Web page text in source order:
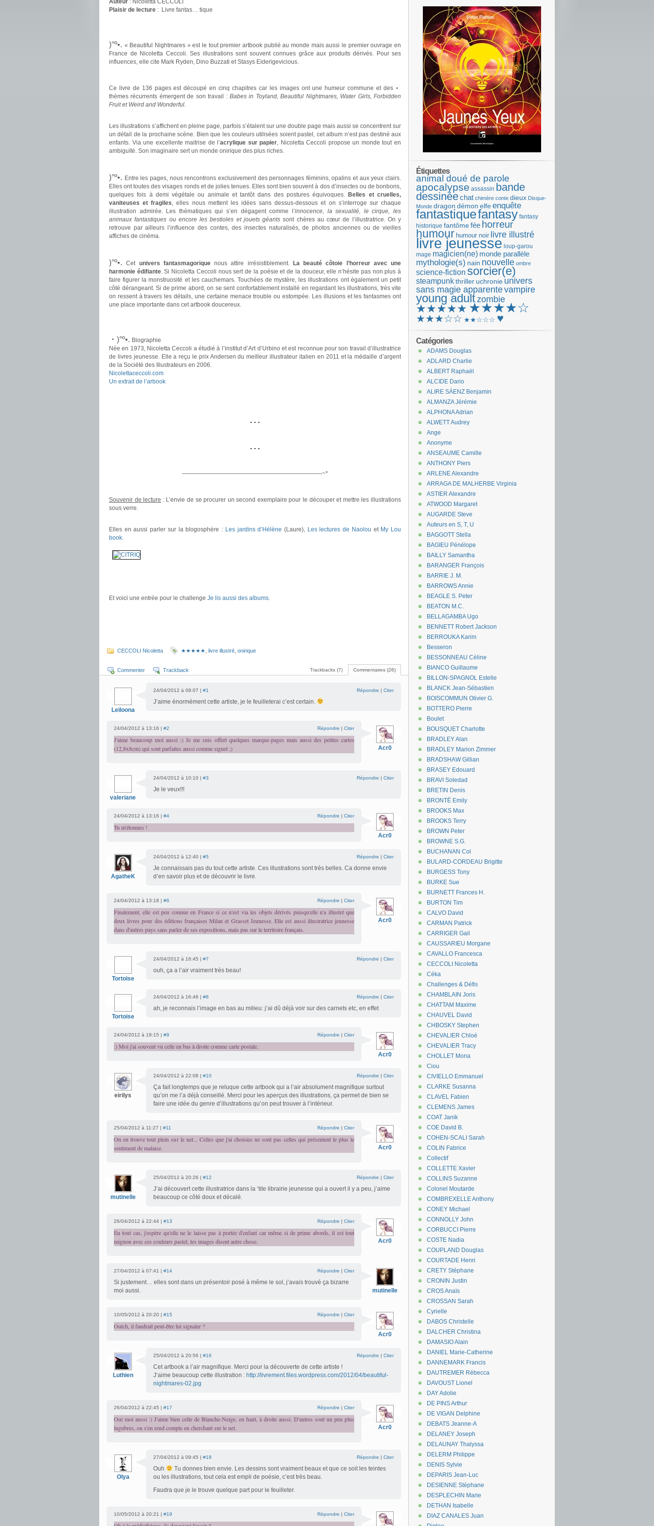
Auteur : Nicoletta CECCOLI
Plaisir de lecture : Livre fantas… tique
)°º•. « Beautiful Nightmares » est le tout premier artbook publié au monde mais aussi le premier ouvrage en
France de Nicoletta Ceccoli. Ses illustrations sont souvent connues grâce aux produits dérivés. Pour ses
influences, elle cite Mark Ryden, Dino Buzzati et Stasys Eiderigevicious.
Ce livre de 136 pages est découpé en cinq chapitres car les images ont une humeur commune et des
thèmes récurrents émergent de son travail : Babes in Toyland, Beautiful Nightmares, Water Girls, Forbidden
Fruit et Weird and Wonderful.
Les illustrations s’affichent en pleine page, parfois s’étalent sur une double page mais aussi se concentrent sur
un détail de la prochaine scène. Bien que les couleurs utilisées soient pastel, cet album n’est pas destiné aux
enfants. Via une excellente maitrise de l’acrylique sur papier, Nicoletta Ceccoli propose un monde tout en
ambiguïté. Son imaginaire sert un monde onirique des plus riches.
)°º•. Entre les pages, nous rencontrons exclusivement des personnages féminins, opalins et aux yeux clairs.
Elles ont toutes des visages ronds et de jolies tenues. Elles sont bien souvent à dos d’insectes ou de bonbons,
quelques fois à demi végétale ou animale et tantôt dans des postures équivoques. Belles et cruelles,
vaniteuses et fragiles, elles nous mettent les idées sans dessus-dessous et on s’interroge sur chaque
illustration admirée. Les thématiques qui s’en dégagent comme l ’innocence, la sexualité, le cirque, les
animaux fantastiques ou encore les bestioles et jouets géants sont chères au cœur de l’illustratrice. On y
retrouve par ailleurs l’influence des contes, des insectes naturalisés, de photos anciennes ou de vieilles
affiches de cinéma.
)°º•.Cet univers fantasmagoriquenous attire irrésistiblement.
La beauté côtoie l’horreur avec une
harmonie édifiante. Si Nicoletta Ceccoli nous sert de la poésie et de la douceur, elle n’hésite pas non plus à
faire figurer la monstruosité et les cauchemars. Touchées de mystère, les illustrations ont également un petit
côté dérangeant. Si de prime abord, on se sent confortablement installé en regardant les illustrations, très vite
on ressent à travers les détails, une certaine menace trouble ou estompée. Les illusions et les fantasmes ont
une place importante dans cet artbook doucereux.
)°º•. Biographie
Née en 1973, Nicoletta Ceccoli a étudié à l’institut d’Art d’Urbino et est reconnue pour son travail d’illustratrice
de livres jeunesse. Elle a reçu le prix Andersen du meilleur illustrateur italien en 2011 et la médaille d’argent
de la Société des Illustrateurs en 2006.
Nicolettaceccoli.com
Un extrait de l’arbook
————————————————————————~*
Souvenir de lecture : L’envie de se procurer un second exemplaire pour le découper et mettre les illustrations
sous verre.
Elles en aussi parler sur la blogosphère : Les jardins d’Hélène (Laure), Les lectures de Naolou et My Lou
book.
Et voici une entrée pour le challenge Je lis aussi des albums.
CECCOLI Nicoletta ★★★★★ livre illustré onirique
Commentaires (26)
Trackbacks (7)
Commenter Trackback
Leiloona
24/04/2012 à 08:07 | #1 Répondre | Citer
J’aime énormément cette artiste, je le feuilleterai c’est certain.
Acr0
24/04/2012 à 13:16 | #2 Répondre | Citer
J'aime beaucoup moi aussi :) Je me suis offert quelques marque-pages mais aussi des petites cartes
(12,8x8cm) qui sont parfaites aussi comme signet ;)
valeriane
24/04/2012 à 10:10 | #3 Répondre | Citer
Je le veux!!!
Acr0
24/04/2012 à 13:16 | #4 Répondre | Citer
Tu m'étonnes !
AgatheK
24/04/2012 à 12:40 | #5 Répondre | Citer
Je connaissais pas du tout cette artiste. Ces illustrations sont très belles. Ca donne envie
d’en savoir plus et de découvrir le livre.
Acr0
24/04/2012 à 13:18 | #6 Répondre | Citer
Finalement, elle est peu connue en France si ce n'est via les objets dérivés puisqu'elle n'a illustré que
deux livres pour des éditions françaises Milan et Grasset Jeunesse. Elle est aussi illustratrice jeunesse
dans d'autres pays sans parler de ses expositions, mais pas sur le territoire français.
Tortoise
24/04/2012 à 16:45 | #7 Répondre | Citer
ouh, ça a l’air vraiment très beau!
Tortoise
24/04/2012 à 16:46 | #8 Répondre | Citer
ah, je reconnais l’image en bas au milieu: j’ai dû déjà voir sur des carnets etc, en effet
Acr0
24/04/2012 à 18:15 | #9 Répondre | Citer
:) Moi j'ai souvent vu celle en bas à droite comme carte postale.
eirilys
24/04/2012 à 22:08 | #10 Répondre | Citer
Ça fait longtemps que je reluque cette artbook qui a l’air absolument magnifique surtout
qu’on me l’a déjà conseillé. Merci pour les aperçus des illustrations, ça permet de bien se
faire une idée du genre d’illustrations qu’on peut trouver à l’intérieur.
Acr0
25/04/2012 à 11:27 | #11 Répondre | Citer
On en trouve tout plein sur le net... Celles que j'ai choisies ne sont pas celles qui présentent le plus le
sentiment de malaise.
mutinelle
25/04/2012 à 20:26 | #12 Répondre | Citer
J’ai découvert cette illustratrice dans la ‘tite librairie jeunesse qui a ouvert il y a peu, j’aime
beaucoup ce côté doux et décalé.
Acr0
26/04/2012 à 22:44 | #13 Répondre | Citer
En tout cas, j'espère qu'elle ne le laisse pas à portée d'enfant car même si de prime abords, il est tout
mignon avec ces couleurs pastel, les images disent autre chose.
mutinelle
27/04/2012 à 07:41 | #14 Répondre | Citer
Si justement… elles sont dans un présentoir posé à même le sol, j’avais trouvé ça bizarre
moi aussi.
Acr0
10/05/2012 à 20:20 | #15 Répondre | Citer
Outch, il faudrait peut-être lui signaler ?
Luthien
25/04/2012 à 20:56 | #16 Répondre | Citer
Cet artbook a l’air magnifique. Merci pour la découverte de cette artiste !
J’aime beaucoup cette illustration : http://livrement.files.wordpress.com/2012/04/beautiful-
nightmares-02.jpg
Acr0
26/04/2012 à 22:45 | #17 Répondre | Citer
Oui moi aussi :) J'aime bien celle de Blanche-Neige, en haut, à droite aussi. D'autres sont un peu plus
lugubres, on s'en rend compte en cherchant sur le net.
Olya
27/04/2012 à 09:45 | #18 Répondre | Citer
Ouh
Tu donnes bien envie. Les dessins sont vraiment beaux et que ce soit les teintes
ou les illustrations, tout cela est empli de poésie, c’est très beau.
Faudra que je le trouve quelque part pour le feuilleter.
10/05/2012 à 20:21 | #19 Répondre | Citer
Étiquettes
animal doué de parole
apocalypse assassin bande
dessinéechat chimère conte dieux Disque-
Monde dragon démon elfeenquête
fantastiquefantasy fantasy
historique fantômefée horreur
humour humour noir livre illustré
livre jeunesse loup-garou
mage magicien(ne) monde parallèle
mythologie(s) nain nouvelle ombre
science-fiction sorcier(e)
steampunkthriller uchronie univers
sans magie apparentevampire
young adultzombie
★★★★★ ★★★★☆
★★★☆☆ ★★☆☆☆ ♥
Catégories
ADAMS Douglas
ADLARD Charlie
ALBERT Raphaël
ALCIDE Dario
ALIRE SÁENZ Benjamin
ALMANZA Jérémie
ALPHONA Adrian
ALWETT Audrey
Ange
Anonyme
ANSEAUME Camille
ANTHONY Piers
ARLENE Alexandre
ARRAGA DE MALHERBE Virginia
ASTIER Alexandre
ATWOOD Margaret
AUGARDE Steve
Auteurs en S, T, U
BAGGOTT Stella
BAGIEU Pénélope
BAILLY Samantha
BARANGER François
BARRIE J. M.
BARROWS Annie
BEAGLE S. Peter
BEATON M.C.
BELLAGAMBA Ugo
BENNETT Robert Jackson
BERROUKA Karim
Besseron
BESSONNEAU Céline
BIANCO Guillaume
BILLON-SPAGNOL Estelle
BLANCK Jean-Sébastien
BOISCOMMUN Olivier G.
BOTTERO Pierre
Boulet
BOUSQUET Charlotte
BRADLEY Alan
BRADLEY Marion Zimmer
BRADSHAW Gillian
BRASEY Edouard
BRAVI Soledad
BRETIN Denis
BRONTË Emily
BROOKS Max
BROOKS Terry
BROWN Peter
BROWNE S.G.
BUCHANAN Col
BULARD-CORDEAU Brigitte
BURGESS Tony
BURKE Sue
BURNETT Frances H.
BURTON Tim
CALVO David
CARMAN Patrick
CARRIGER Gail
CAUSSARIEU Morgane
CAVALLO Francesca
CECCOLI Nicoletta
Céka
Challenges & Défis
CHAMBLAIN Joris
CHATTAM Maxime
CHAUVEL David
CHBOSKY Stephen
CHEVALIER Chloé
CHEVALIER Tracy
CHOLLET Mona
Ciou
CIVIELLO Emmanuel
CLARKE Susanna
CLAVEL Fabien
CLEMENS James
COAT Janik
COE David B.
COHEN-SCALI Sarah
COLIN Fabrice
Collectif
COLLETTE Xavier
COLLINS Suzanne
Colonel Moutarde
COMBREXELLE Anthony
CONEY Michael
CONNOLLY John
CORBUCCI Pierre
COSTE Nadia
COUPLAND Douglas
COURTADE Henri
CRETY Stéphane
CRONIN Justin
CROS Anaïs
CROSSAN Sarah
Cyrielle
DABOS Christelle
DALCHER Christina
DAMASIO Alain
DANIEL Marie-Catherine
DANNEMARK Francis
DAUTREMER Rébecca
DAVOUST Lionel
DAY Adolie
DE PINS Arthur
DE VIGAN Delphine
DEBATS Jeanne-A
DELANEY Joseph
DELAUNAY Thalyssa
DELERM Philippe
DENIS Sylvie
DEPARIS Jean-Luc
DESIENNE Stéphane
DESPLECHIN Marie
DETHAN Isabelle
DIAZ CANALES Juan